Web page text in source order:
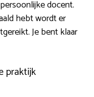
docent.
hebt wordt er
Je bent klaar
praktijk